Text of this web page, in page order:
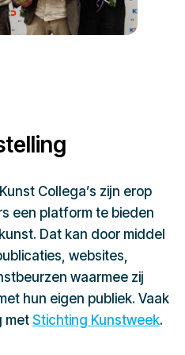
Collega’s zijn erop
een platform te bieden
Dat kan door middel
websites,
waarmee zij
hun eigen publiek. Vaak
met Stichting Kunstweek.